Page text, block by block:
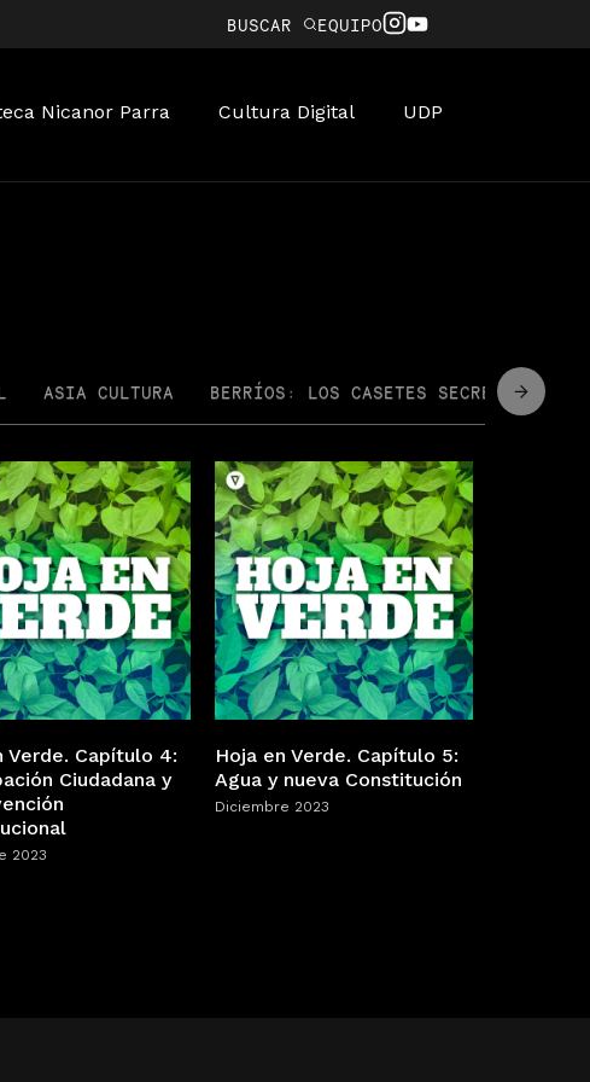
BUSCAR EQUIPO
Nicanor Parra Cultura Digital UDP
ASIA CULTURA BERRÍOS: LOS CASETES SECRETOS
Verde. Capítulo 4:
Ciudadana y
2023
Hoja en Verde. Capítulo 5:
Agua y nueva Constitución
Diciembre 2023